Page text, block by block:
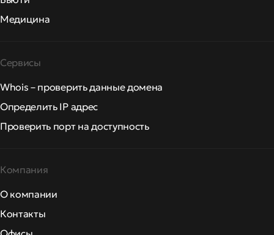
Медицина
Сервисы
Whois – проверить данные домена
Определить IP адрес
Проверить порт на доступность
Компания
О компании
Контакты